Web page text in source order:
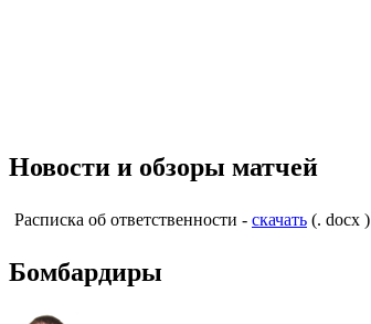
Новости и обзоры матчей
Расписка об ответственности - скачать (. docx )
Бомбардиры